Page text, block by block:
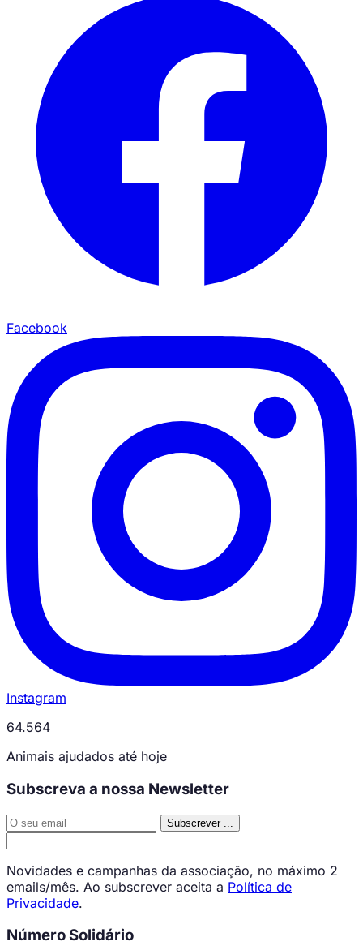
Facebook
Instagram
64.564
Animais ajudados até hoje
Subscreva a nossa Newsletter
Subscrever
Novidades e campanhas da associação, no máximo 2
emails/mês. Ao subscrever aceita a Política de
Privacidade.
Número Solidário